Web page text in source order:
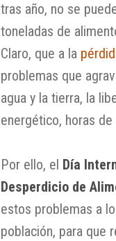
tras año, no se
toneladas de
Claro, que a la
problemas que
agua y la tierra, la
energético, horas
Por ello, el Día
Desperdicio de
estos problemas a
población, para que